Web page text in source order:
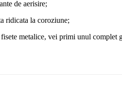
de aerisire;
ridicata la coroziune;
metalice, vei primi unul complet